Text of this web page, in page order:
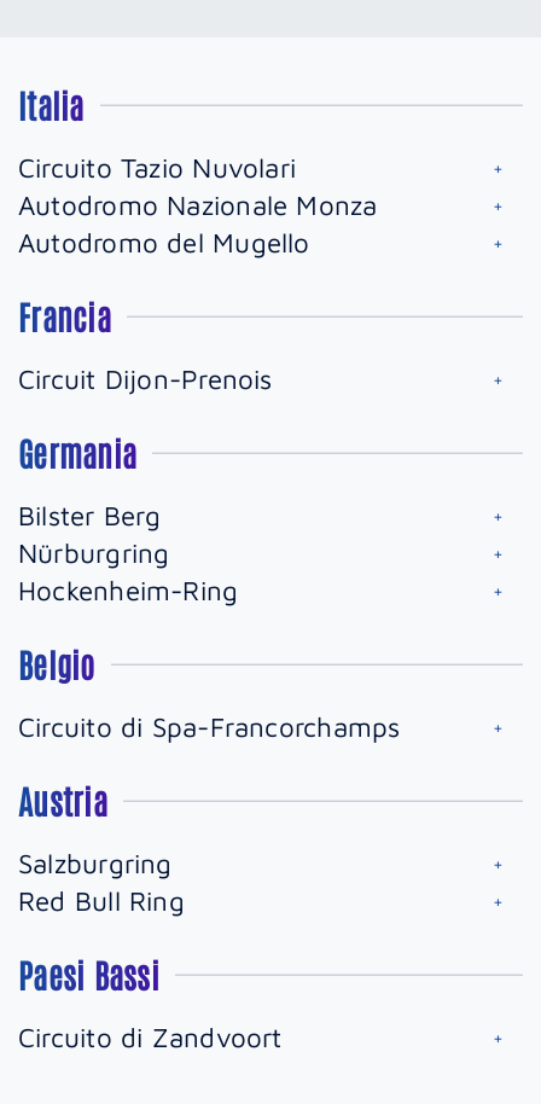
Italia
Circuito Tazio Nuvolari
Autodromo Nazionale Monza
Autodromo del Mugello
Francia
Circuit Dijon-Prenois
Germania
Bilster Berg
Nürburgring
Hockenheim-Ring
Belgio
Circuito di Spa-Francorchamps
Austria
Salzburgring
Red Bull Ring
Paesi Bassi
Circuito di Zandvoort